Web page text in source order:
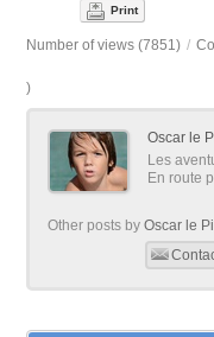
Print
Number of views (7851) /
)
Oscar le
Les
En route
Other posts byOscar le